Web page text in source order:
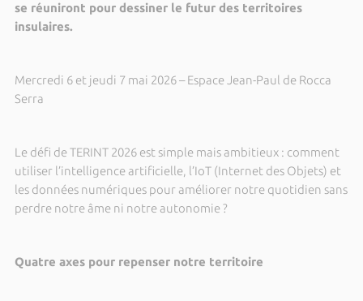
se réuniront pour dessiner le futur des territoires
insulaires.
Mercredi 6 et jeudi 7 mai 2026 – Espace Jean-Paul de Rocca
Serra
Le défi de TERINT 2026 est simple mais ambitieux : comment
utiliser l’intelligence artificielle, l’IoT (Internet des Objets) et
les données numériques pour améliorer notre quotidien sans
perdre notre âme ni notre autonomie ?
Quatre axes pour repenser notre territoire